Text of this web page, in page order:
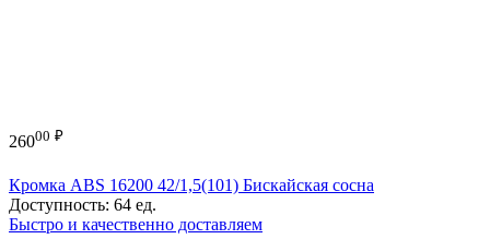
26000 ₽
Кромка ABS 16200 42/1,5(101) Бискайская сосна
Доступность: 64 ед.
Быстро и качественно доставляем